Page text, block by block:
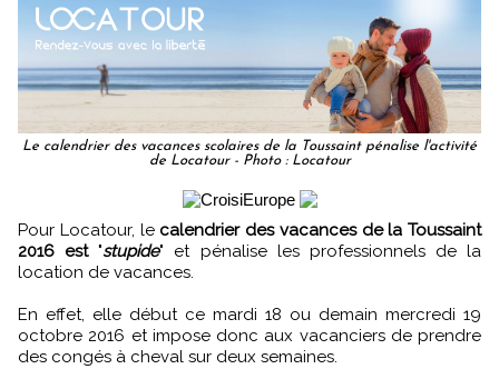
Le calendrier des vacances scolaires de la Toussaint pénalise l'activité
de Locatour - Photo : Locatour
Pour Locatour, le calendrier des vacances de la Toussaint
2016 est"stupide" et pénalise les professionnels de la
location de vacances.
En effet, elle début ce mardi 18 ou demain mercredi 19
octobre 2016 et impose donc aux vacanciers de prendre
des congés à cheval sur deux semaines.